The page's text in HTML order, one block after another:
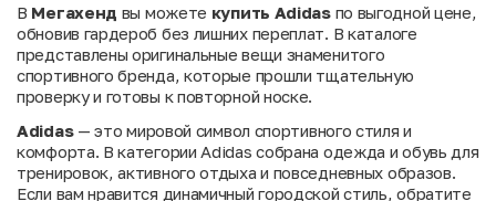
В Мегахенд вы можете купить Adidasпо выгодной цене,
обновив гардероб без лишних переплат. В каталоге
представлены оригинальные вещи знаменитого
спортивного бренда, которые прошли тщательную
проверку и готовы к повторной носке.
Adidas— это мировой символ спортивного стиля и
комфорта. В категории Adidas собрана одежда и обувь для
тренировок, активного отдыха и повседневных образов.
Если вам нравится динамичный городской стиль, обратите